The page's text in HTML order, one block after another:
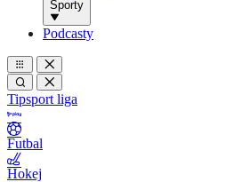
Športy
Podcasty
Tipsport liga
Futbal
Hokej